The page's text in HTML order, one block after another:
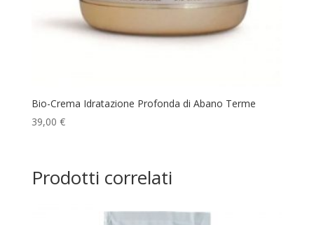
Bio-Crema Idratazione Profonda di Abano Terme
39,00 €
Prodotti correlati